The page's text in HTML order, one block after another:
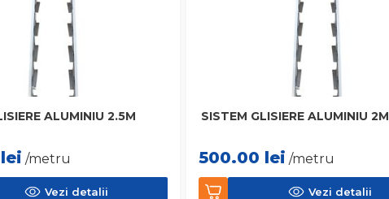
ALUMINIU 2.5M
lei /metru
Vezi detalii
SISTEM GLISIERE ALUMINIU 2M
500.00 lei /metru
Vezi detalii